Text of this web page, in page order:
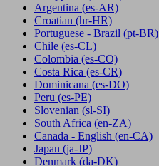
Argentina (es-AR)
Croatian (hr-HR)
Portuguese - Brazil (pt-BR)
Chile (es-CL)
Colombia (es-CO)
Costa Rica (es-CR)
Dominicana (es-DO)
Peru (es-PE)
Slovenian (sl-SI)
South Africa (en-ZA)
Canada - English (en-CA)
Japan (ja-JP)
Denmark (da-DK)